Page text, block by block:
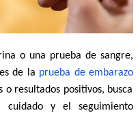
o una prueba de sangre,
de la prueba de embarazo
o resultados positivos, busca
y el seguimiento